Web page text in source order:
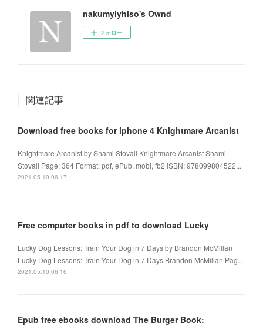
nakumylyhiso's Ownd
フォロー
関連記事
Download free books for iphone 4 Knightmare Arcanist
Knightmare Arcanist by Shami Stovall Knightmare Arcanist Shami
Stovall Page: 364 Format: pdf, ePub, mobi, fb2 ISBN: 978099804522...
2021.05.10 06:17
Free computer books in pdf to download Lucky
Lucky Dog Lessons: Train Your Dog in 7 Days by Brandon McMillan
Lucky Dog Lessons: Train Your Dog in 7 Days Brandon McMillan Pag…
2021.05.10 06:16
Epub free ebooks download The Burger Book: